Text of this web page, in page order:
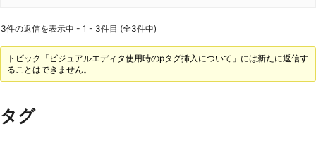
3件の返信を表示中 - 1 - 3件目 (全3件中)
トピック「ビジュアルエディタ使用時のpタグ挿入について」には新たに返信す
ることはできません。
タグ